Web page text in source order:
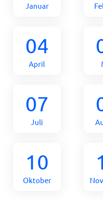
Januar
04
April
07
Juli
10
Oktober